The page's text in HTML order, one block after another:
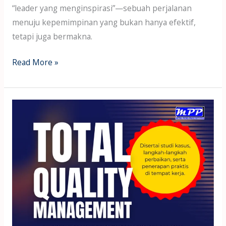
“leader yang menginspirasi”—sebuah perjalanan
menuju kepemimpinan yang bukan hanya efektif,
tetapi juga bermakna.
Read More »
Sukmoro
–
Quality
Management